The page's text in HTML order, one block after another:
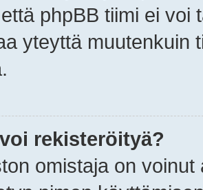
phpBB tiimi ei
yteyttä muutenkuin
rekisteröityä?
omistaja on